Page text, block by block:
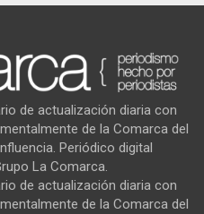
de actualización diaria con
de la Comarca del
Periódico digital
La Comarca.
de actualización diaria con
de la Comarca del